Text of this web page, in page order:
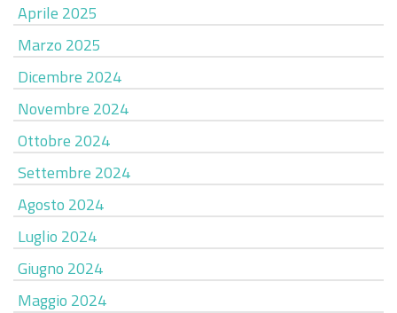
Aprile 2025
Marzo 2025
Dicembre 2024
Novembre 2024
Ottobre 2024
Settembre 2024
Agosto 2024
Luglio 2024
Giugno 2024
Maggio 2024